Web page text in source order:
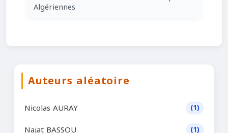
Algériennes
Auteurs aléatoire
Nicolas AURAY (1)
Najat BASSOU (1)